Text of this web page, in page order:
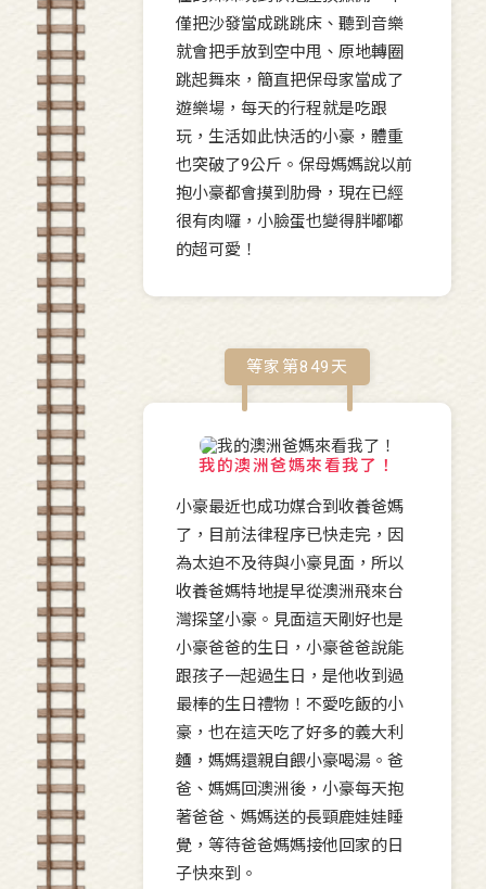
僅把沙發當成跳跳床、聽到音樂
就會把手放到空中甩、原地轉圈
跳起舞來，簡直把保母家當成了
遊樂場，每天的行程就是吃跟
玩，生活如此快活的小豪，體重
也突破了9公斤。保母媽媽說以前
抱小豪都會摸到肋骨，現在已經
很有肉囉，小臉蛋也變得胖嘟嘟
的超可愛！
等家第849 天
我的澳洲爸媽來看我了！
小豪最近也成功媒合到收養爸媽
了，目前法律程序已快走完，因
為太迫不及待與小豪見面，所以
收養爸媽特地提早從澳洲飛來台
灣探望小豪。見面這天剛好也是
小豪爸爸的生日，小豪爸爸說能
跟孩子一起過生日，是他收到過
最棒的生日禮物！不愛吃飯的小
豪，也在這天吃了好多的義大利
麵，媽媽還親自餵小豪喝湯。爸
爸、媽媽回澳洲後，小豪每天抱
著爸爸、媽媽送的長頸鹿娃娃睡
覺，等待爸爸媽媽接他回家的日
子快來到。